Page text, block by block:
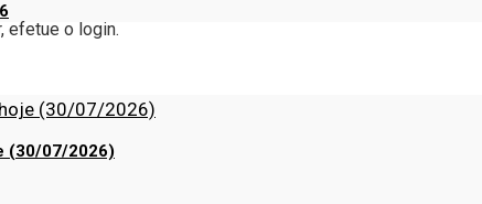
(30/07/2026)
efetue o login.